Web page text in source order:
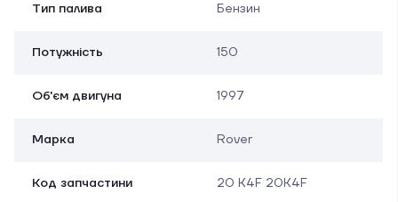
Тип палива Бензин
Потужність 150
Об'єм двигуна 1997
Марка Rover
Код запчастини 20 K4F 20K4F